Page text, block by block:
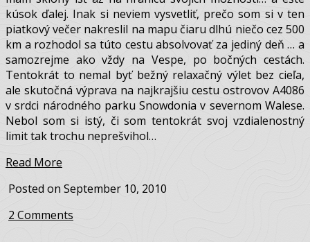
Comment
Snowdonia – 500 km na Vespe
Keď ide o poznávanie, cestovanie, dobrodružstvo, tak
mám sklony ísť až na hranicu svojich možností… a ešte
kúsok ďalej. Inak si neviem vysvetliť, prečo som si v ten
piatkový večer nakreslil na mapu čiaru dlhú niečo cez 500
km a rozhodol sa túto cestu absolvovať za jediný deň … a
Tentokrát to nemal byť bežný relaxačný výlet bez cieľa,
v srdci národného parku Snowdonia v severnom Walese.